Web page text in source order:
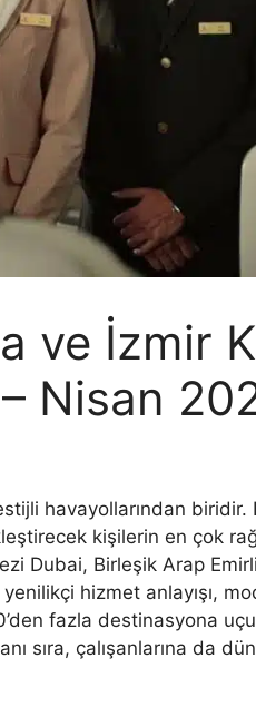
ve İzmir
Nisan
havayollarından
kişilerin en çok
Dubai, Birleşik Arap
hizmet anlayışı,
fazla destinasyona
sıra, çalışanlarına da